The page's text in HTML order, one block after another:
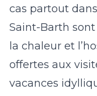
cas partout
Saint-Barth
la chaleur et
offertes aux
vacances